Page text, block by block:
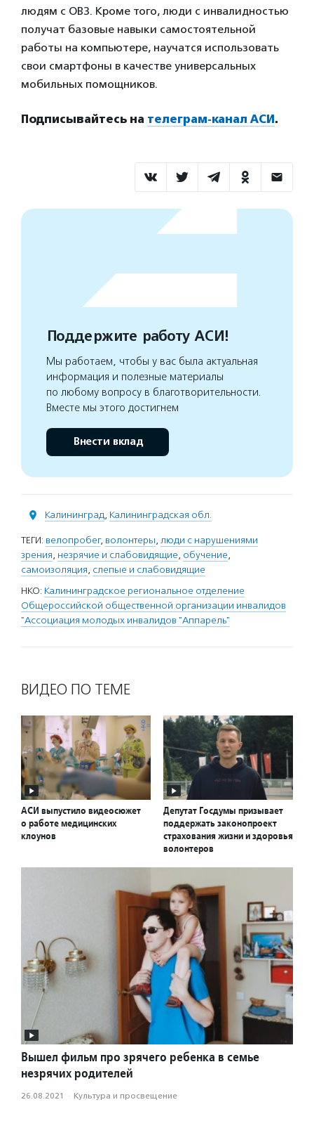
людям с ОВЗ. Кроме того, люди с инвалидностью
получат базовые навыки самостоятельной
работы на компьютере, научатся использовать
свои смартфоны в качестве универсальных
мобильных помощников.
Подписывайтесь на телеграм-канал АСИ.
Поддержите работу АСИ!
Мы работаем, чтобы у вас была актуальная
информация и полезные материалы
по любому вопросу в благотворительности.
Вместе мы этого достигнем
Внести вклад
Калининград, Калининградская обл.
ТЕГИ: велопробег, волонтеры, люди с нарушениями
зрения, незрячие и слабовидящие, обучение,
самоизоляция, слепые и слабовидящие
НКО: Калининградское региональное отделение
Общероссийской общественной организации инвалидов
"Ассоциация молодых инвалидов "Аппарель"
ВИДЕО ПО ТЕМЕ
АСИ выпустило видеосюжет
о работе медицинских
клоунов
Депутат Госдумы призывает
поддержать законопроект
страхования жизни и здоровья
волонтеров
Вышел фильм про зрячего ребенка в семье
незрячих родителей
26.08.2021 · Культура и просвещение